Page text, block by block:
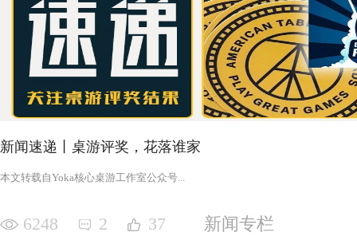
新闻速递丨桌游评奖，花落谁家
‍‍‍‍‍‍‍‍‍‍‍‍‍‍‍‍‍‍‍‍本文转载自Yoka核心桌游工作室公众号‍‍‍...
6248 2 37 新闻专栏